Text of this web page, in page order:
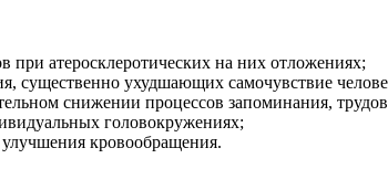
при атеросклеротических на них отложениях;
существенно ухудшающих самочувствие
снижении процессов запоминания,
головокружениях;
кровообращения.